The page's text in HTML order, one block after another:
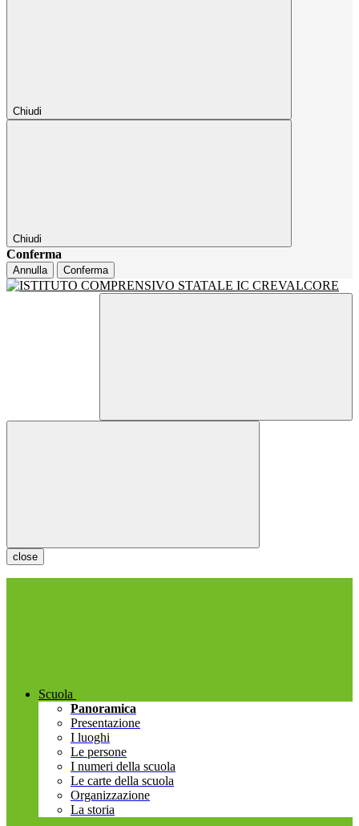
Chiudi
Chiudi
Conferma
Annulla Conferma
close
Scuola
Panoramica
Presentazione
I luoghi
Le persone
I numeri della scuola
Le carte della scuola
Organizzazione
La storia